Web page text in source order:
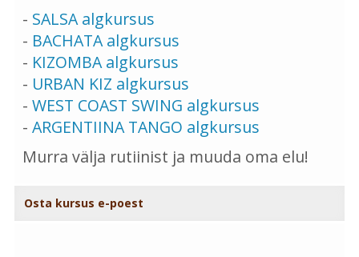
- SALSA algkursus
- BACHATA algkursus
- KIZOMBA algkursus
- URBAN KIZ algkursus
- WEST COAST SWING algkursus
- ARGENTIINA TANGO algkursus
Murra välja rutiinist ja muuda oma elu!
Osta kursus e-poest